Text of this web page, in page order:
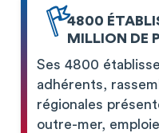
4800
MILLION DE
Ses 4800
adhérents,
régionales
outre-mer,